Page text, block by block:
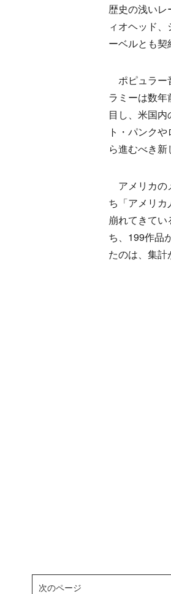
歴史の浅い
ィオヘッド
ーベルとも契
ポピュラー
ラミーは数
目し、米国
ト・パンク
ら進むべき新
アメリカの
ち「アメリ
崩れてきて
ち、199作品
たのは、集計
次のページ